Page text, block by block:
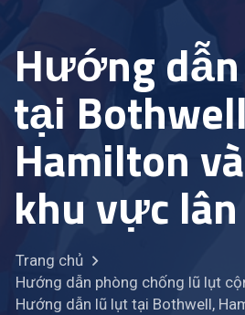
Hướng
tại
Hamilton
khu vực
Trang chủ
Hướng dẫn phòng chống lũ lụt
Hướng dẫn lũ lụt tại Bothwell,